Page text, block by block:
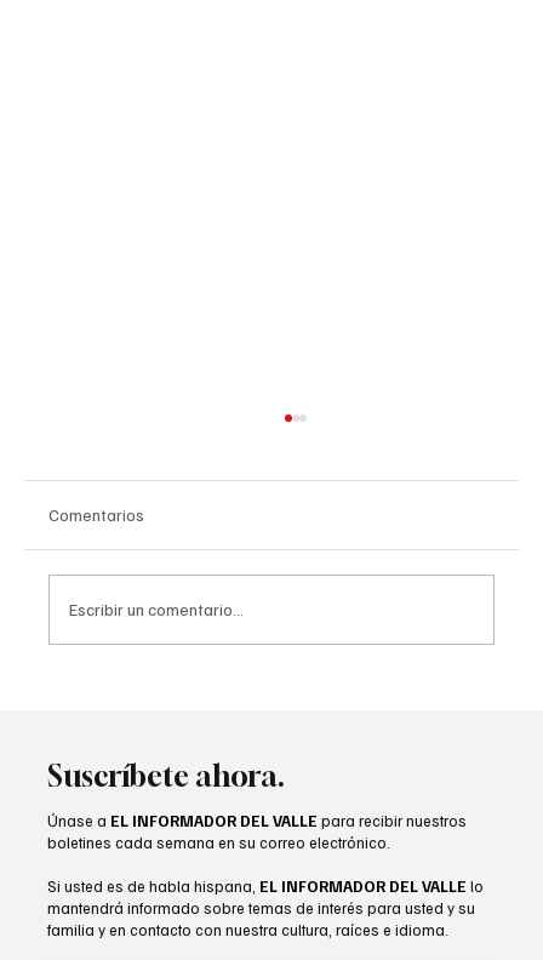
Comentarios
Escribir un comentario...
Suscríbete ahora.
Únase a EL INFORMADOR DEL VALLE para recibir nuestros
boletines cada semana en su correo electrónico.
Si usted es de habla hispana, EL INFORMADOR DEL VALLE lo
mantendrá informado sobre temas de interés para usted y su
familia y en contacto con nuestra cultura, raíces e idioma.